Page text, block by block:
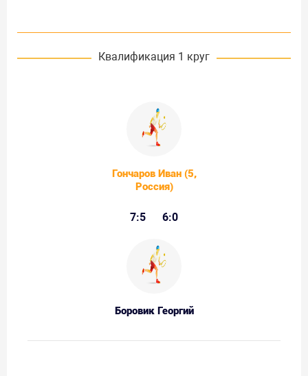
Квалификация 1 круг
Гончаров Иван (5,
Россия)
7:5 6:0
Боровик Георгий